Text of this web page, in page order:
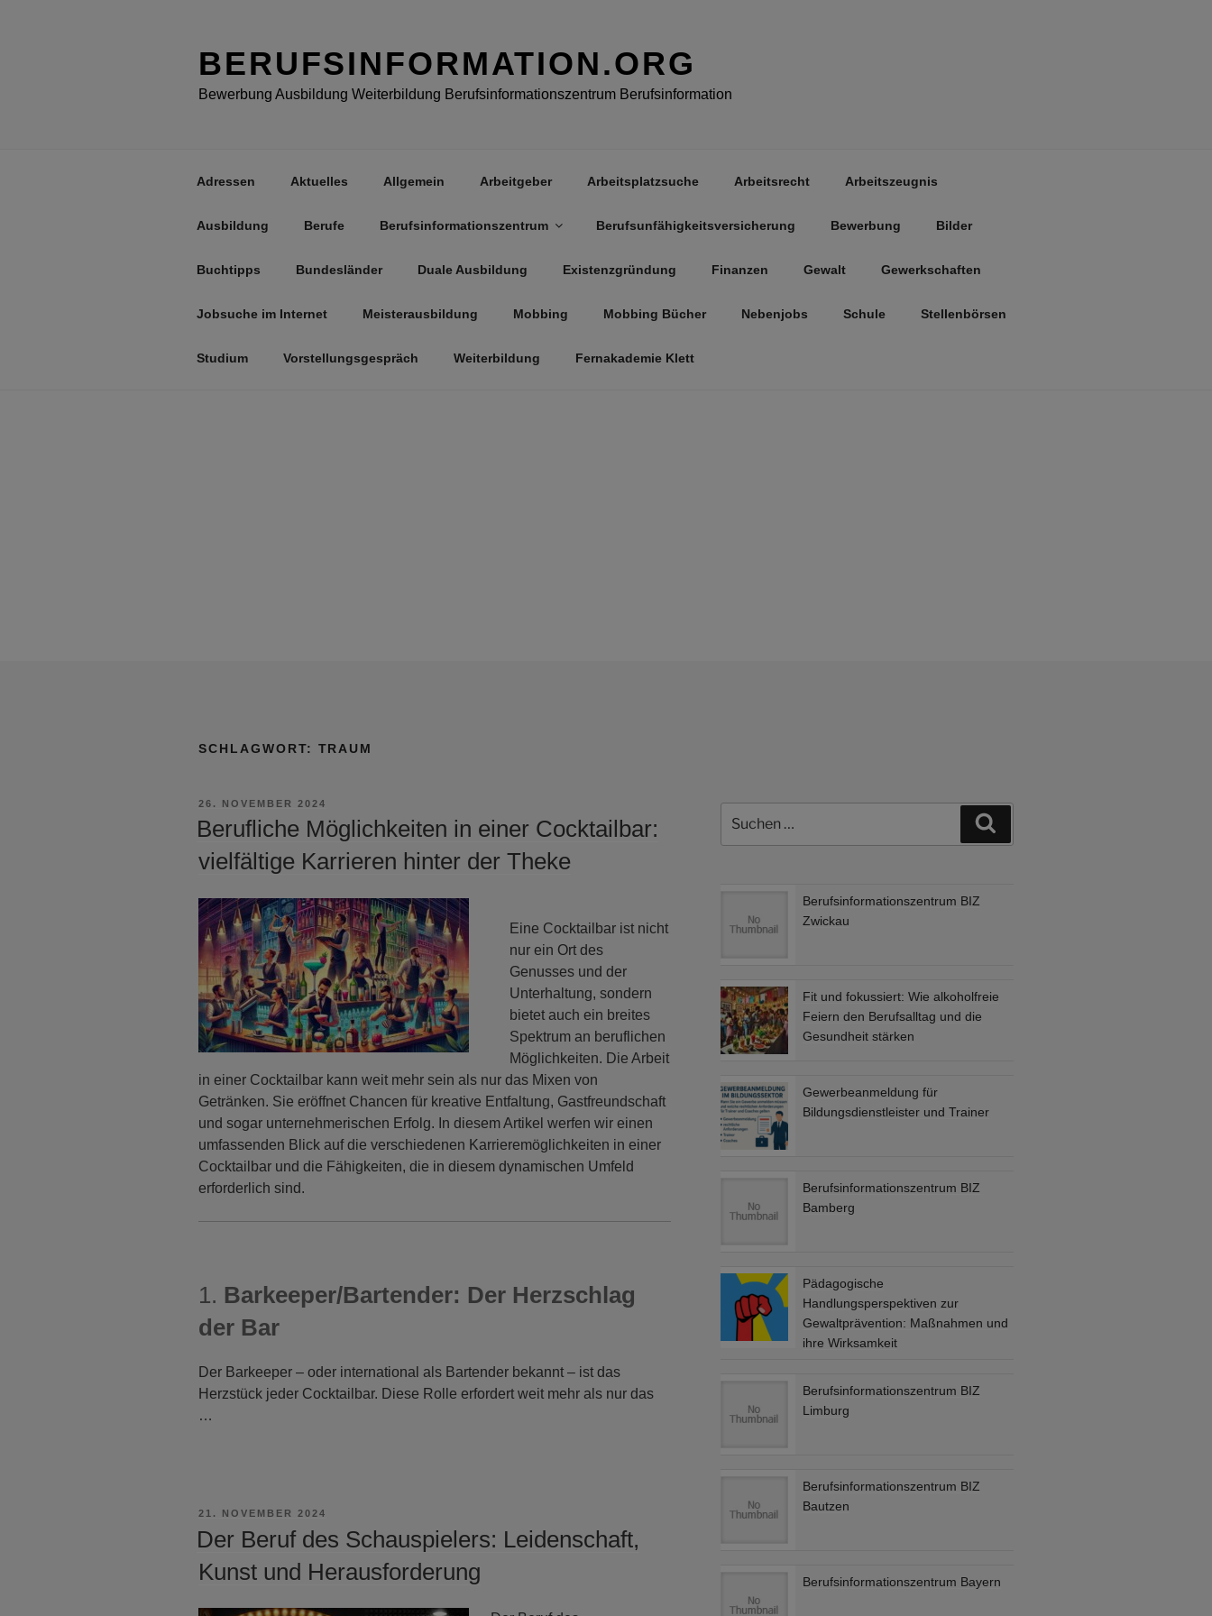
BERUFSINFORMATION.ORG
Bewerbung Ausbildung Weiterbildung Berufsinformationszentrum Berufsinformation
Adressen Aktuelles Allgemein Arbeitgeber Arbeitsplatzsuche Arbeitsrecht Arbeitszeugnis
Ausbildung Berufe Berufsinformationszentrum Berufsunfähigkeitsversicherung Bewerbung Bilder
Buchtipps Bundesländer Duale Ausbildung Existenzgründung Finanzen Gewalt Gewerkschaften
Jobsuche im Internet Meisterausbildung Mobbing Mobbing Bücher Nebenjobs Schule Stellenbörsen
Studium Vorstellungsgespräch Weiterbildung Fernakademie Klett
SCHLAGWORT: TRAUM
VERÖFFENTLICHT
26. NOVEMBER 2024
Berufliche Möglichkeiten in einer Cocktailbar:
vielfältige Karrieren hinter der Theke
Eine Cocktailbar ist nicht
nur ein Ort des
Genusses und der
Unterhaltung, sondern
bietet auch ein breites
Spektrum an beruflichen
Möglichkeiten. Die Arbeit
in einer Cocktailbar kann weit mehr sein als nur das Mixen von
Getränken. Sie eröffnet Chancen für kreative Entfaltung, Gastfreundschaft
und sogar unternehmerischen Erfolg. In diesem Artikel werfen wir einen
umfassenden Blick auf die verschiedenen Karrieremöglichkeiten in einer
Cocktailbar und die Fähigkeiten, die in diesem dynamischen Umfeld
erforderlich sind.
1. Barkeeper/Bartender: Der Herzschlag
der Bar
Der Barkeeper – oder international als Bartender bekannt – ist das
Herzstück jeder Cocktailbar. Diese Rolle erfordert weit mehr als nur das
…
VERÖFFENTLICHT
21. NOVEMBER 2024
Der Beruf des Schauspielers: Leidenschaft,
Kunst und Herausforderung
nach:
Berufsinformationszentrum BIZ
Zwickau
Fit und fokussiert: Wie alkoholfreie
Feiern den Berufsalltag und die
Gesundheit stärken
Gewerbeanmeldung für
Bildungsdienstleister und Trainer
Berufsinformationszentrum BIZ
Bamberg
Pädagogische
Handlungsperspektiven zur
Gewaltprävention: Maßnahmen und
ihre Wirksamkeit
Berufsinformationszentrum BIZ
Limburg
Berufsinformationszentrum BIZ
Bautzen
Berufsinformationszentrum Bayern